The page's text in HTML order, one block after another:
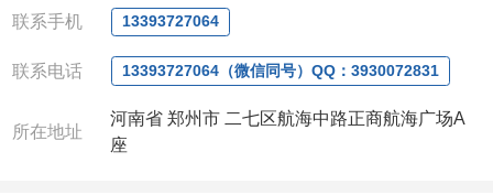
联系人: 沈晓东(欢迎致电
联系手机 13393727064
联系电话 13393727064（微信同号）QQ：3930072831
所在地址
河南省 郑州市 二七区航海中路正商航海广场A
座